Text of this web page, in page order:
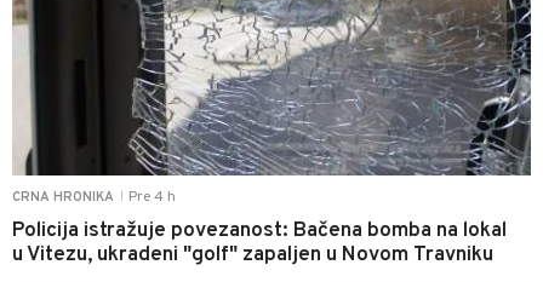
CRNA HRONIKA Pre 4 h
Policija istražuje povezanost: Bačena bomba na lokal
u Vitezu, ukradeni "golf" zapaljen u Novom Travniku